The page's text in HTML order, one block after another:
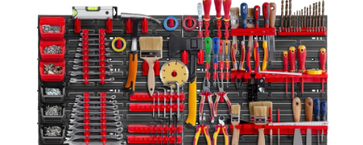
5
hviezdičiek.